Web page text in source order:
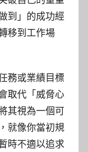
到」的成功經
移到工作場
務或業績目標
取代「威脅心
其視為一個可
就像你當初規
時不適以追求